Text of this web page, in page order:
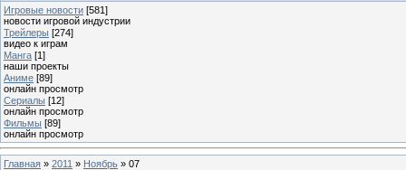
Игровые новости [581]
новости игровой индустрии
Трейлеры [274]
видео к играм
Манга [1]
наши проекты
Аниме [89]
онлайн просмотр
Сериалы [12]
онлайн просмотр
Фильмы [89]
онлайн просмотр
Главная » 2011 » Ноябрь » 07